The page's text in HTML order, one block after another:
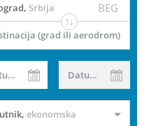
, Srbija BEG
(grad ili aerodrom)
Datum od Datum do
, ekonomska